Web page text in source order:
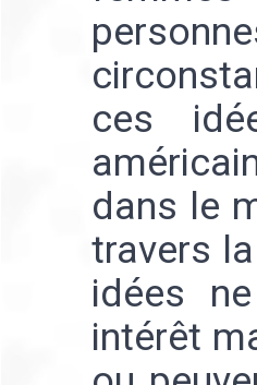
ces
dans le
travers
idées
intérêt